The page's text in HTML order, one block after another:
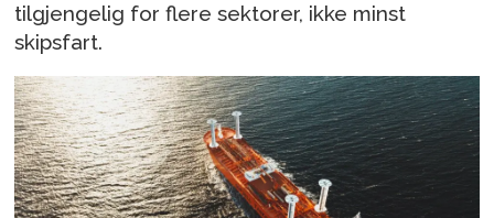
tilgjengelig for flere sektorer, ikke minst
skipsfart.